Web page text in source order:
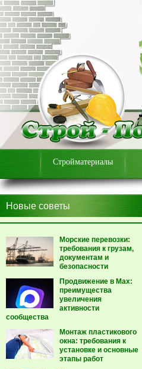
Стройматериалы
Новые советы
Морские перевозки:
требования к грузам,
документам и
безопасности
Продвижение в Max:
преимущества
увеличения
активности
сообщества
Монтаж пластикового
окна: требования к
установке и основные
этапы работ